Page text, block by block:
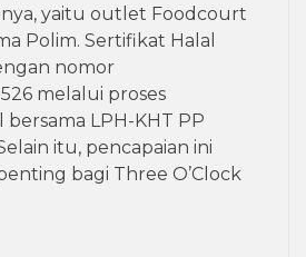
yaitu outlet Foodcourt
Polim. Sertifikat Halal
nomor
melalui proses
LPH-KHT PP
itu, pencapaian ini
bagi Three O’Clock